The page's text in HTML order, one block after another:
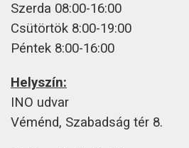
Szerda 08:00-16:00
Csütörtök 8:00-19:00
Péntek 8:00-16:00
Helyszín:
INO udvar
Véménd, Szabadság tér 8.